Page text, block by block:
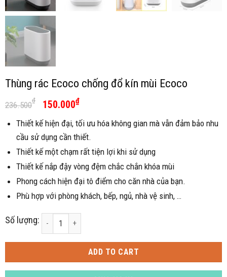
Thùng rác Ecoco chống đổ kín mùi Ecoco
236.500₫ 150.000₫
Thiết kế hiện đại, tối ưu hóa không gian mà vẫn đảm bảo nhu
cầu sử dụng cần thiết.
Thiết kế một chạm rất tiện lợi khi sử dụng
Thiết kế nắp đậy vòng đệm chắc chắn khóa mùi
Phong cách hiện đại tô điểm cho căn nhà của bạn.
Phù hợp với phòng khách, bếp, ngủ, nhà vệ sinh, …
Số lượng: Thùng rác Ecoco chống đổ kín mùi Ecoco quantity
ADD TO CART